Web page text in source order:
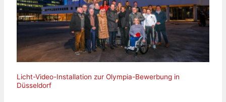
Licht-Video-Installation zur Olympia-Bewerbung in
Düsseldorf